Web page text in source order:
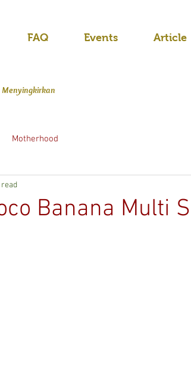
FAQ Events Article
Motherhood
Banana Multi